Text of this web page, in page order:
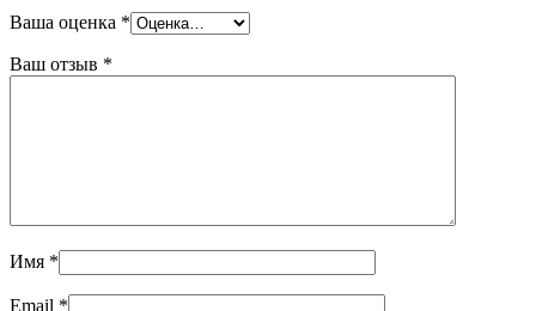
Ваша оценка *
Ваш отзыв *
Имя *
Email *